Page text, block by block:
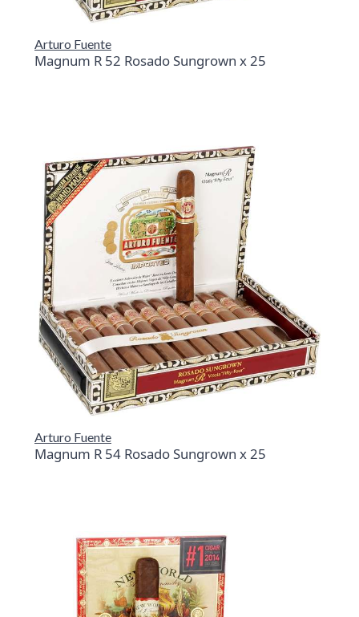
Arturo Fuente
Magnum R 52 Rosado Sungrown x 25
Arturo Fuente
Magnum R 54 Rosado Sungrown x 25